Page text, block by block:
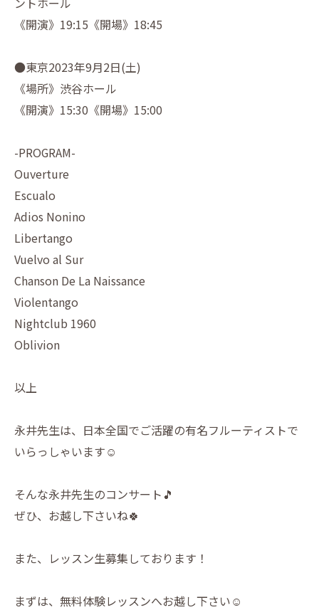
《開演》19:15《開場》18:45
●東京2023年9月2日(土)
《場所》渋谷ホール
《開演》15:30《開場》15:00
-PROGRAM-
Ouverture
Escualo
Adios Nonino
Libertango
Vuelvo al Sur
Chanson De La Naissance
Violentango
Nightclub 1960
Oblivion
以上
永井先生は、日本全国でご活躍の有名フルーティストで
いらっしゃいます☺️
そんな永井先生のコンサート🎵
ぜひ、お越し下さいね🍀
また、レッスン生募集しております！
まずは、無料体験レッスンへお越し下さい☺️